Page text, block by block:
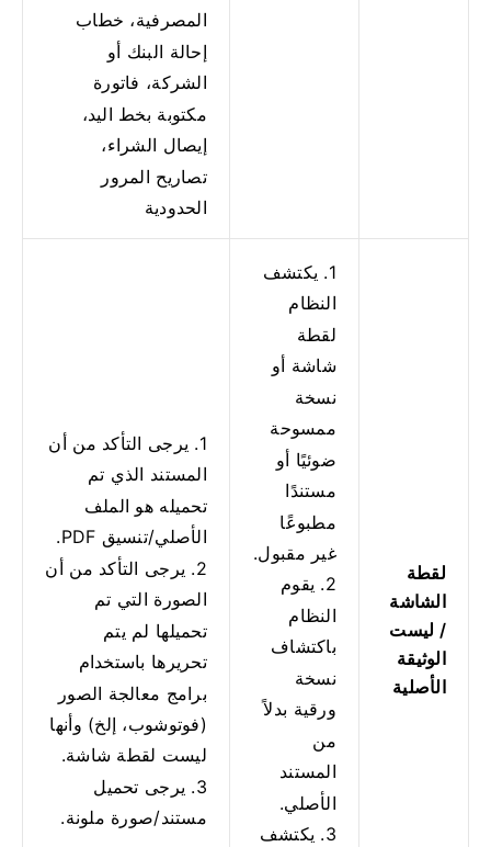
المصرفية، خطاب
إحالة البنك أو
الشركة، فاتورة
مكتوبة بخط اليد،
إيصال الشراء،
تصاريح المرور
الحدودية
لقطة
الشاشة
/ ليست
الوثيقة
الأصلية
1. يكتشف
النظام
لقطة
شاشة أو
نسخة
ممسوحة
ضوئيًا أو
مستندًا
مطبوعًا
غير مقبول.
2. يقوم
النظام
باكتشاف
نسخة
ورقية بدلاً
من
المستند
الأصلي.
3. يكتشف
1. يرجى التأكد من أن
المستند الذي تم
تحميله هو الملف
الأصلي/تنسيق PDF.
2. يرجى التأكد من أن
الصورة التي تم
تحميلها لم يتم
تحريرها باستخدام
برامج معالجة الصور
(فوتوشوب، إلخ) وأنها
ليست لقطة شاشة.
3. يرجى تحميل
مستند/صورة ملونة.